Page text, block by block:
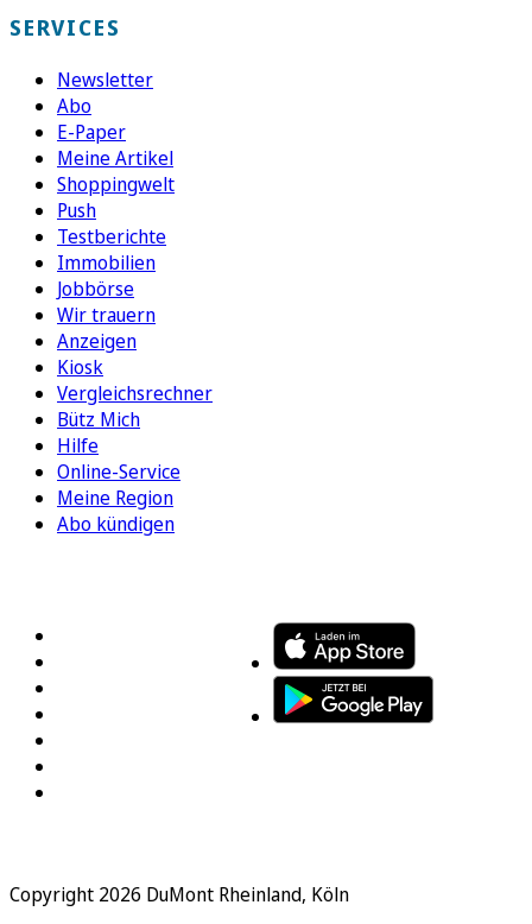
SERVICES
Newsletter
Abo
E-Paper
Meine Artikel
Shoppingwelt
Push
Testberichte
Immobilien
Jobbörse
Wir trauern
Anzeigen
Kiosk
Vergleichsrechner
Bütz Mich
Hilfe
Online-Service
Meine Region
Abo kündigen
Copyright 2026 DuMont Rheinland, Köln